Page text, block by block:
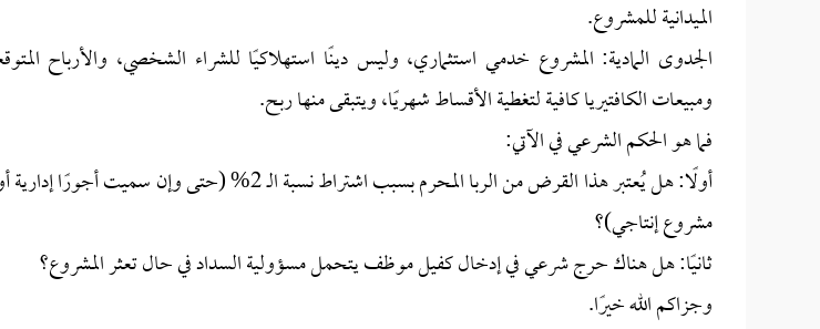
الميدانية للمشروع.
الجدوى المادية: المشروع خدمي استثماري، وليس دينًا استهلاكيًا للشراء الشخصي، والأرباح
ومبيعات الكافتيريا كافية لتغطية الأقساط شهريًا، ويتبقى منها ربح.
فما هو الحكم الشرعي في الآتي:
أولًا: هل يُعتبر هذا القرض من الربا المحرم بسبب اشتراط نسبة الـ
مشروع إنتاجي)؟
ثانيًا: هل هناك حرج شرعي في إدخال كفيل موظف يتحمل مسؤولية السداد في حال تعثر المشروع؟
وجزاكم الله خيرًا.